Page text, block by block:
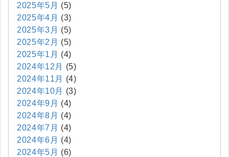
2025年5月 (5)
2025年4月 (3)
2025年3月 (5)
2025年2月 (5)
2025年1月 (4)
2024年12月
(5)
2024年11月
(4)
2024年10月
(3)
2024年9月 (4)
2024年8月 (4)
2024年7月 (4)
2024年6月 (4)
2024年5月 (6)